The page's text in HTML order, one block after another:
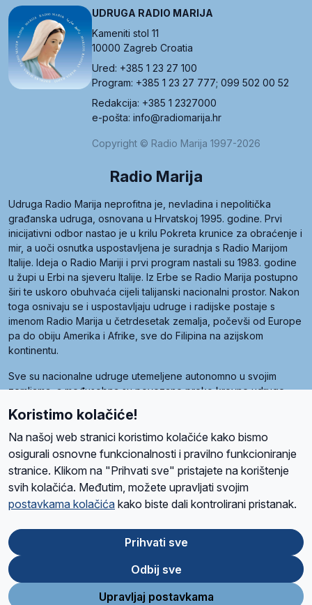
UDRUGA RADIO MARIJA
Kameniti stol 11
10000 Zagreb Croatia
Ured: +385 1 23 27 100
Program: +385 1 23 27 777; 099 502 00 52
Redakcija: +385 1 2327000
e-pošta: info@radiomarija.hr
Copyright © Radio Marija 1997-2026
Radio Marija
Udruga Radio Marija neprofitna je, nevladina i nepolitička
građanska udruga, osnovana u Hrvatskoj 1995. godine. Prvi
inicijativni odbor nastao je u krilu Pokreta krunice za obraćenje i
mir, a uoči osnutka uspostavljena je suradnja s Radio Marijom
Italije. Ideja o Radio Mariji i prvi program nastali su 1983. godine
u župi u Erbi na sjeveru Italije. Iz Erbe se Radio Marija postupno
širi te uskoro obuhvaća cijeli talijanski nacionalni prostor. Nakon
toga osnivaju se i uspostavljaju udruge i radijske postaje s
imenom Radio Marija u četrdesetak zemalja, počevši od Europe
pa do obiju Amerika i Afrike, sve do Filipina na azijskom
kontinentu.
Sve su nacionalne udruge utemeljene autonomno u svojim
zemljama, a međusobna su povezane preko krovne udruge
Radio Maria). Svjetsku obitelj utemeljilo je sedam članica, među
kojima je i hrvatska Udruga Radio Marija.
O namaRadio ProgramVolonteriPrijateljiKontaktPravila privatnosti
Ova stranica je zaštićena Google reCAPTCHA sustavom
Store
Google
Play
Koristimo kolačiće!
Na našoj web stranici koristimo kolačiće kako bismo
osigurali osnovne funkcionalnosti i pravilno funkcioniranje
stranice. Klikom na "Prihvati sve" pristajete na korištenje
svih kolačića. Međutim, možete upravljati svojim
postavkama kolačića kako biste dali kontrolirani pristanak.
Prihvati sve
Odbij sve
Upravljaj postavkama